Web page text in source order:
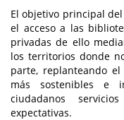
El objetivo principal
el acceso a las
privadas de ello
los territorios donde
parte, replanteando
más sostenibles e
ciudadanos
expectativas.